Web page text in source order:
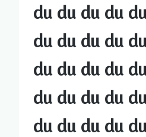
du du du du
du du du du
du du du du
du du du du
du du du du